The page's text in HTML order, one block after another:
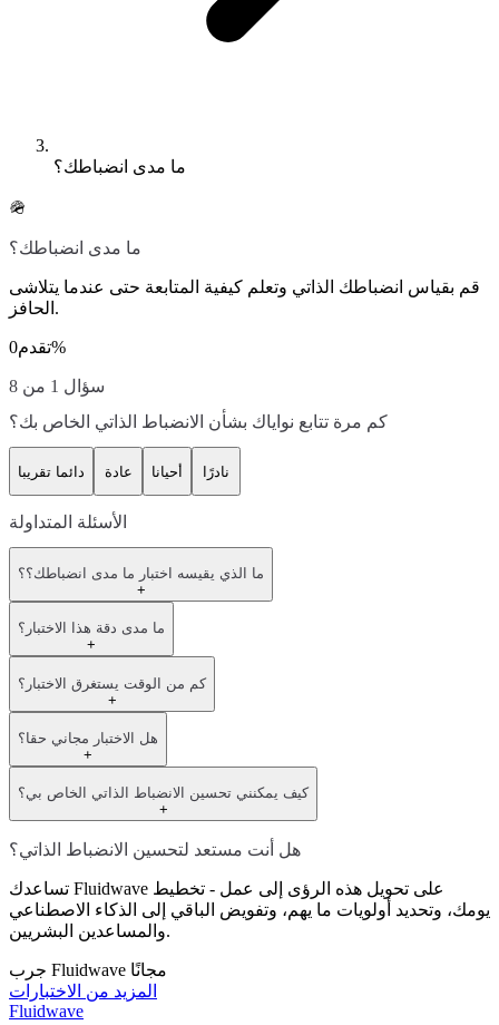
ما مدى انضباطك؟
🪖
ما مدى انضباطك؟
قم بقياس انضباطك الذاتي وتعلم كيفية المتابعة حتى عندما يتلاشى
الحافز.
تقدم0 %
سؤال 1 من 8
كم مرة تتابع نواياك بشأن الانضباط الذاتي الخاص بك؟
دائما تقريبا عادة أحيانا نادرًا
الأسئلة المتداولة
ما الذي يقيسه اختبار ما مدى انضباطك؟؟
+
ما مدى دقة هذا الاختبار؟
+
كم من الوقت يستغرق الاختبار؟
+
هل الاختبار مجاني حقا؟
+
كيف يمكنني تحسين الانضباط الذاتي الخاص بي؟
+
هل أنت مستعد لتحسين الانضباط الذاتي؟
تساعدك Fluidwave على تحويل هذه الرؤى إلى عمل - تخطيط
يومك، وتحديد أولويات ما يهم، وتفويض الباقي إلى الذكاء الاصطناعي
والمساعدين البشريين.
جرب Fluidwave مجانًا
المزيد من الاختبارات
Fluidwave